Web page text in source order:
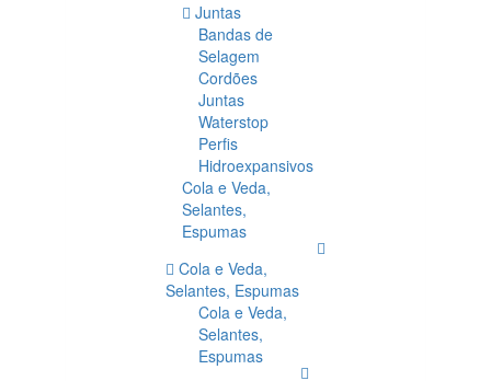
Juntas
Bandas de
Selagem
Cordões
Juntas
Waterstop
Perfis
Hidroexpansivos
Cola e Veda,
Selantes,
Espumas
Cola e Veda,
Selantes, Espumas
Cola e Veda,
Selantes,
Espumas